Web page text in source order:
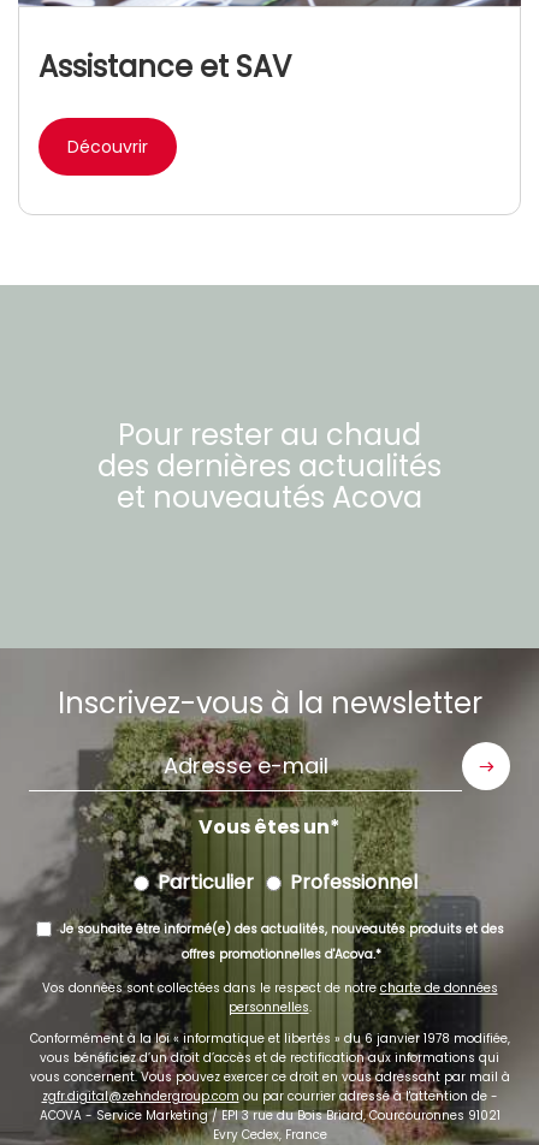
Assistance et SAV
Découvrir
Pour rester au chaud
des dernières actualités
et nouveautés Acova
Inscrivez-vous à la newsletter
Adresse
e-
mail
Vous êtes un
Particulier
Professionnel
Je souhaite être informé(e) des actualités, nouveautés produits et des
offres promotionnelles d'Acova.
Vos données sont collectées dans le respect de notre charte de données
personnelles.
Conformément à la loi « informatique et libertés » du 6 janvier 1978 modifiée,
vous bénéficiez d’un droit d’accès et de rectification aux informations qui
vous concernent. Vous pouvez exercer ce droit en vous adressant par mail à
zgfr.digital@zehndergroup.com ou par courrier adressé à l'attention de -
ACOVA - Service Marketing / EPI 3 rue du Bois Briard, Courcouronnes 91021
Evry Cedex, France